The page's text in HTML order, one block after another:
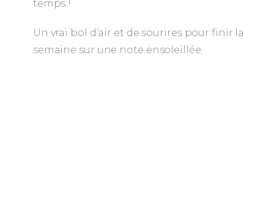
temps !
Un vrai bol d’air et de sourires pour finir la
semaine sur une note ensoleillée.